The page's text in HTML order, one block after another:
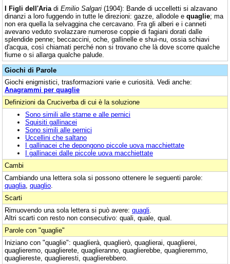
I Figli dell'Aria di Emilio Salgari (1904): Bande di uccelletti si alzavano
dinanzi a loro fuggendo in tutte le direzioni: gazze, allodole e quaglie; ma
non era quella la selvaggina che cercavano. Fra gli alberi e i canneti
avevano veduto svolazzare numerose coppie di fagiani dorati dalle
splendide penne; beccaccini, oche, gallinelle e shui-nu, ossia schiavi
d'acqua, così chiamati perché non si trovano che là dove scorre qualche
fiume o si allarga qualche palude.
Giochi di Parole
Giochi enigmistici, trasformazioni varie e curiosità. Vedi anche:
Anagrammi per quaglie
Definizioni da Cruciverba di cui è la soluzione
Sono simili alle starne e alle pernici
Squisiti gallinacei
Sono simili alle pernici
Uccellini che saltano
I gallinacei che depongono piccole uova macchiettate
I gallinacei dalle piccole uova macchiettate
Cambi
Cambiando una lettera sola si possono ottenere le seguenti parole:
quaglia quaglio
Scarti
Rimuovendo una sola lettera si può avere: quagli
Altri scarti con resto non consecutivo: quali, quale, qual.
Parole con "quaglie"
Iniziano con "quaglie": quaglierà, quaglierò, quaglierai, quaglierei,
quaglieremo, quaglierete, quaglieranno, quaglierebbe, quaglieremmo,
quagliereste, quaglieresti, quaglierebbero.